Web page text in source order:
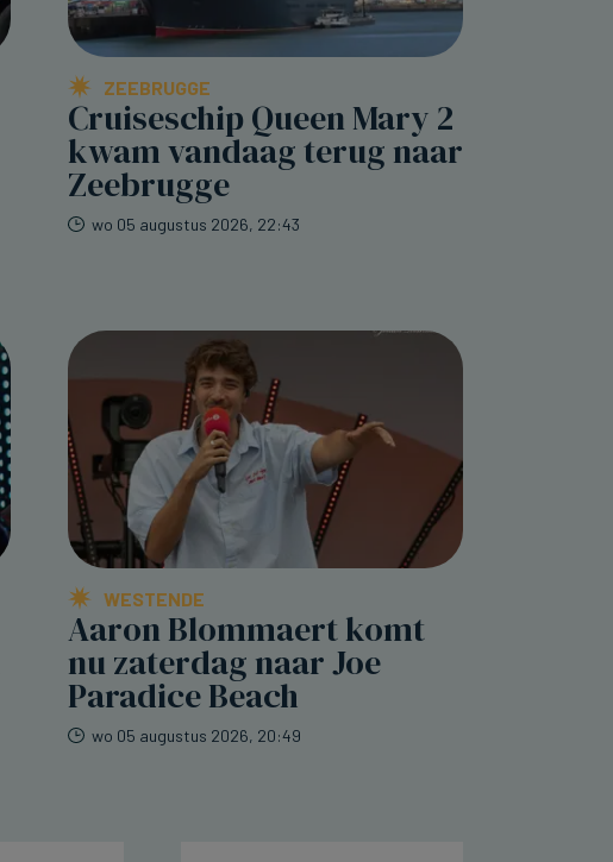
ZEEBRUGGE
Cruiseschip Queen Mary 2
kwam vandaag terug naar
Zeebrugge
wo 05 augustus 2026, 22:43
WESTENDE
Aaron Blommaert komt
nu zaterdag naar Joe
Paradice Beach
wo 05 augustus 2026, 20:49